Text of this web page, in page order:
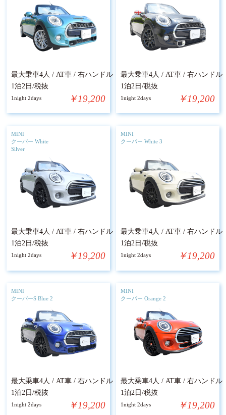
最大乗車4人 / AT車 / 右ハンドル
1泊2日/税抜
1night 2days ￥19,200
最大乗車4人 / AT車 / 右ハンドル
1泊2日/税抜
1night 2days ￥19,200
MINI
クーパー White
Silver
最大乗車4人 / AT車 / 右ハンドル
1泊2日/税抜
1night 2days ￥19,200
MINI
クーパー White 3
最大乗車4人 / AT車 / 右ハンドル
1泊2日/税抜
1night 2days ￥19,200
MINI
クーパーS Blue 2
最大乗車4人 / AT車 / 右ハンドル
1泊2日/税抜
1night 2days ￥19,200
MINI
クーパー Orange 2
最大乗車4人 / AT車 / 右ハンドル
1泊2日/税抜
1night 2days ￥19,200